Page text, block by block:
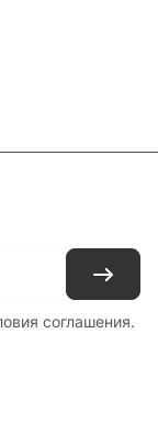
соглашения.